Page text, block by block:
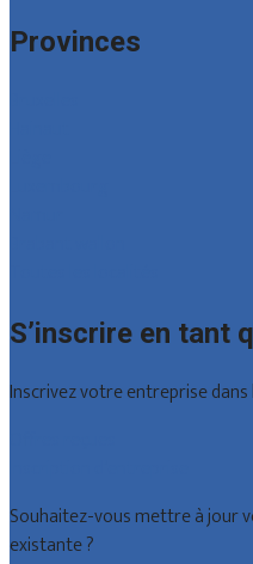
Provinces
S’inscrire en tant
Inscrivez votre entreprise dans
Souhaitez-vous mettre à jour
existante ?